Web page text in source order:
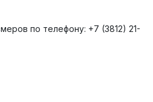
по телефону: +7 (3812) 21-